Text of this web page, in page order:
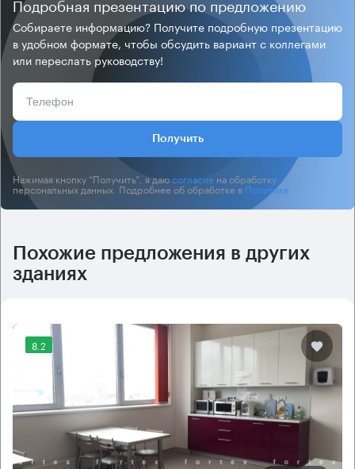
Собираете информацию? Получите подробную презентацию
в удобном формате, чтобы обсудить вариант с коллегами
или переслать руководству!
Получить
Нажимая кнопку “Получить”, я даюсогласие на обработку
персональных данных. Подробнее об обработке вПолитике
Похожие предложения в других
зданиях
8.2